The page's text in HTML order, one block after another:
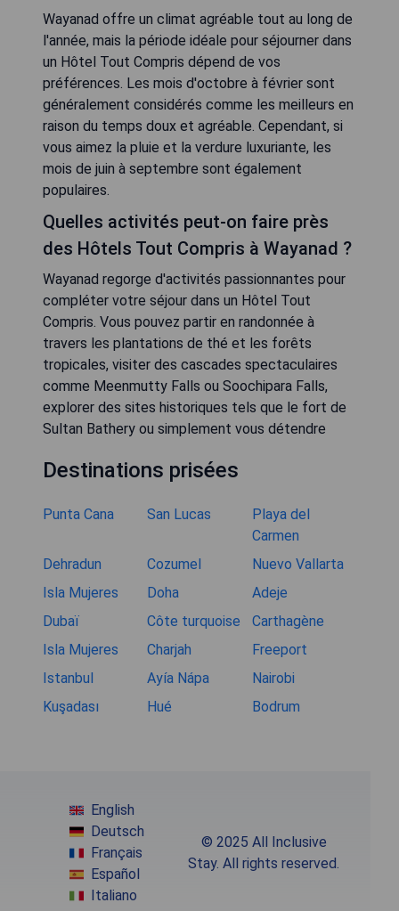
Wayanad offre un climat agréable tout au long de
l'année, mais la période idéale pour séjourner dans
un Hôtel Tout Compris dépend de vos
préférences. Les mois d'octobre à février sont
généralement considérés comme les meilleurs en
raison du temps doux et agréable. Cependant, si
vous aimez la pluie et la verdure luxuriante, les
mois de juin à septembre sont également
populaires.
Quelles activités peut-on faire près
des Hôtels Tout Compris à Wayanad ?
Wayanad regorge d'activités passionnantes pour
compléter votre séjour dans un Hôtel Tout
Compris. Vous pouvez partir en randonnée à
travers les plantations de thé et les forêts
tropicales, visiter des cascades spectaculaires
comme Meenmutty Falls ou Soochipara Falls,
explorer des sites historiques tels que le fort de
Sultan Bathery ou simplement vous détendre
Destinations prisées
Punta Cana San Lucas
Playa del
Carmen
Dehradun
Cozumel
Nuevo Vallarta
Isla Mujeres
Doha
Adeje
Dubaï
Côte turquoise
Carthagène
Isla Mujeres
Charjah
Freeport
Istanbul
Ayía Nápa
Nairobi
Kuşadası
Hué Bodrum
English
Deutsch
Français
Español
Italiano
© 2025 All Inclusive
Stay. All rights reserved.